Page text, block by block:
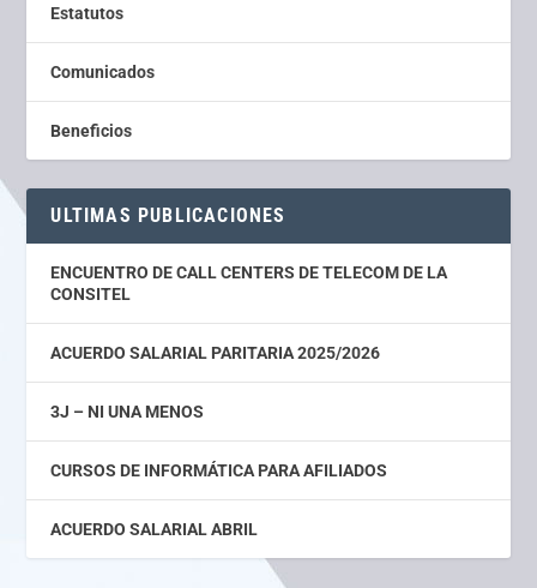
Estatutos
Comunicados
Beneficios
ULTIMAS PUBLICACIONES
ENCUENTRO DE CALL CENTERS DE TELECOM DE LA
CONSITEL
ACUERDO SALARIAL PARITARIA 2025/2026
3J – NI UNA MENOS
CURSOS DE INFORMÁTICA PARA AFILIADOS
ACUERDO SALARIAL ABRIL